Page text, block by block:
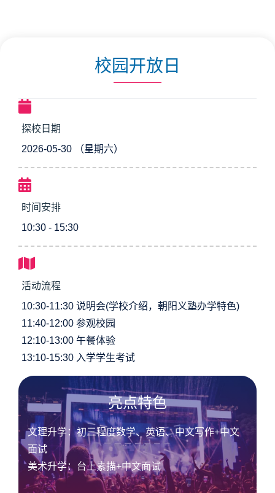
校园开放日
探校日期
2026-05-30 （星期六）
时间安排
10:30 - 15:30
活动流程
10:30-11:30 说明会(学校介绍，朝阳义塾办学特色)
11:40-12:00 参观校园
12:10-13:00 午餐体验
13:10-15:30 入学学生考试
亮点特色
文理升学：初三程度数学、英语、中文写作+中文
面试
美术升学：台上素描+中文面试